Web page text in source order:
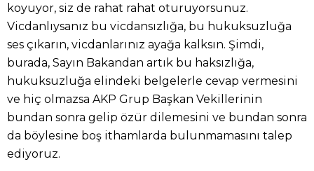
koyuyor, siz de rahat rahat oturuyorsunuz.
Vicdanlıysanız bu vicdansızlığa, bu hukuksuzluğa
ses çıkarın, vicdanlarınız ayağa kalksın. Şimdi,
burada, Sayın Bakandan artık bu haksızlığa,
hukuksuzluğa elindeki belgelerle cevap vermesini
ve hiç olmazsa AKP Grup Başkan Vekillerinin
bundan sonra gelip özür dilemesini ve bundan sonra
da böylesine boş ithamlarda bulunmamasını talep
ediyoruz.